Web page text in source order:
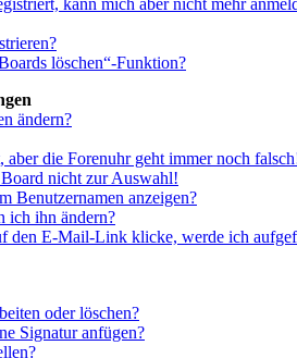
löschen“-Funktion?
ändern?
aber die Forenuhr geht immer noch
nicht zur Auswahl!
Benutzernamen anzeigen?
ich ihn ändern?
den E-Mail-Link klicke, werde ich
oder löschen?
Signatur anfügen?